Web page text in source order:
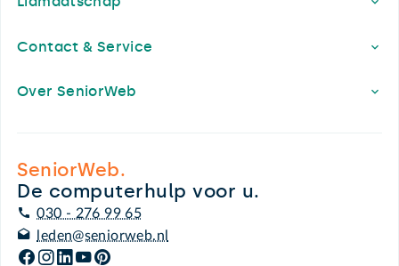
Contact & Service
Over SeniorWeb
SeniorWeb.
De computerhulp voor u.
030 - 276 99 65
leden@seniorweb.nl